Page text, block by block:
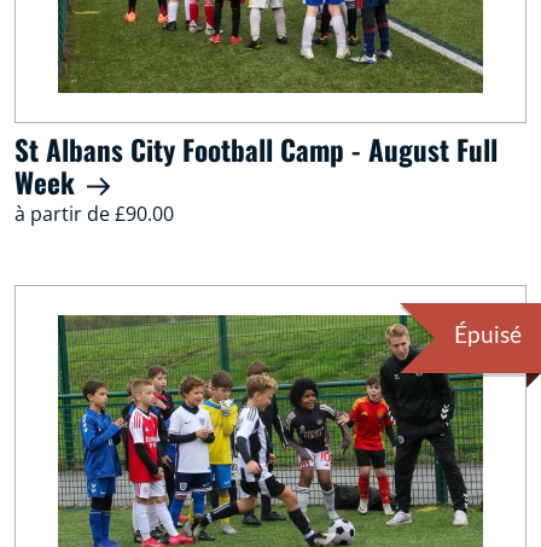
St Albans City Football Camp - August Full
Week
à partir de £90.00
Épuisé